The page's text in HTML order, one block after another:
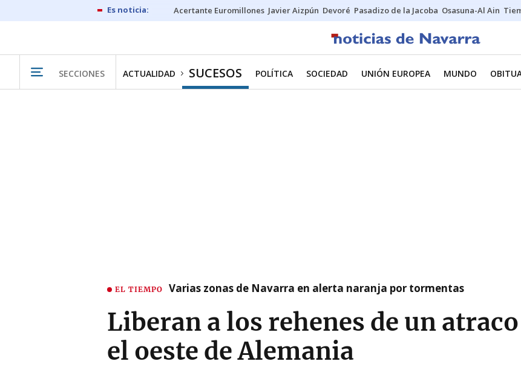
Acertante Euromillones Javier Aizpún Devoré Pasadizo de la Jacoba Osasuna-Al Ain
SECCIONES ACTUALIDAD SUCESOS POLÍTICA SOCIEDAD UNIÓN EUROPEA MUNDO
EL TIEMPO Varias zonas de Navarra en alerta naranja por tormentas
Liberan a los rehenes de un
el oeste de Alemania